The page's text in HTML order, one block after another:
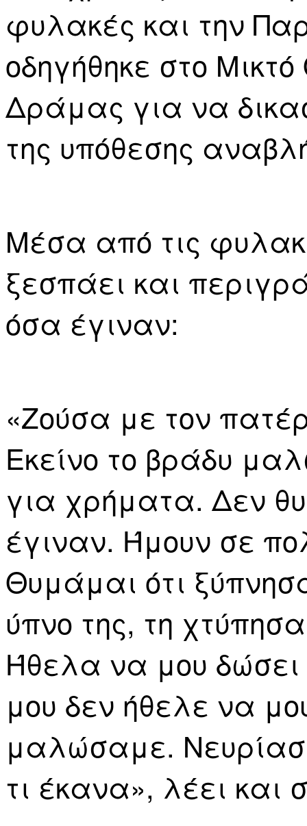
φυλακές και την
οδηγήθηκε στο
Δράμας για να
της υπόθεσης
Μέσα από τις
ξεσπάει και
όσα έγιναν:
«Ζούσα με τον
Εκείνο το βράδυ
για χρήματα. Δεν
έγιναν. Ήμουν σε
Θυμάμαι ότι
ύπνο της, τη
Ήθελα να μου
μου δεν ήθελε να
μαλώσαμε.
τι έκανα», λέει και